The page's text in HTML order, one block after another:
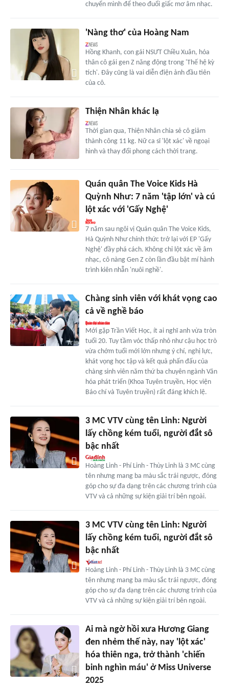
chuyển mình để theo đuổi giấc mơ âm nhạc.
'Nàng thơ' của Hoàng Nam
Hồng Khanh, con gái NSƯT Chiều Xuân, hóa
thân cô gái gen Z năng động trong 'Thế hệ kỳ
tích'. Đây cũng là vai diễn điện ảnh đầu tiên
của cô.
Thiện Nhân khác lạ
Thời gian qua, Thiện Nhân chia sẻ cô giảm
thành công 11 kg. Nữ ca sĩ 'lột xác' về ngoại
hình và thay đổi phong cách thời trang.
Quán quân The Voice Kids Hà
Quỳnh Như: 7 năm 'tập lớn' và cú
lột xác với 'Gấy Nghệ'
7 năm sau ngôi vị Quán quân The Voice Kids,
Hà Quỳnh Như chính thức trở lại với EP 'Gấy
Nghệ' đầy phá cách. Không chỉ lột xác về âm
nhạc, cô nàng Gen Z còn lần đầu bật mí hành
trình kiên nhẫn 'nuôi nghề'.
Chàng sinh viên với khát vọng cao
cả về nghề báo
Mới gặp Trần Viết Học, ít ai nghĩ anh vừa tròn
tuổi 20. Tuy tầm vóc thấp nhỏ như cậu học trò
vừa chớm tuổi mới lớn nhưng ý chí, nghị lực,
khát vọng học tập và kết quả phấn đấu của
chàng sinh viên năm thứ ba chuyên ngành Văn
hóa phát triển (Khoa Tuyên truyền, Học viện
Báo chí và Tuyên truyền) rất đáng khích lệ.
3 MC VTV cùng tên Linh: Người
lấy chồng kém tuổi, người đắt sô
bậc nhất
Hoàng Linh - Phí Linh - Thùy Linh là 3 MC cùng
tên nhưng mang ba màu sắc trái ngược, đóng
góp cho sự đa dạng trên các chương trình của
VTV và cả những sự kiện giải trí bên ngoài.
3 MC VTV cùng tên Linh: Người
lấy chồng kém tuổi, người đắt sô
bậc nhất
Hoàng Linh - Phí Linh - Thùy Linh là 3 MC cùng
tên nhưng mang ba màu sắc trái ngược, đóng
góp cho sự đa dạng trên các chương trình của
VTV và cả những sự kiện giải trí bên ngoài.
Ai mà ngờ hồi xưa Hương Giang
đen nhẻm thế này, nay 'lột xác'
hóa thiên nga, trở thành 'chiến
binh nghìn máu' ở Miss Universe
2025